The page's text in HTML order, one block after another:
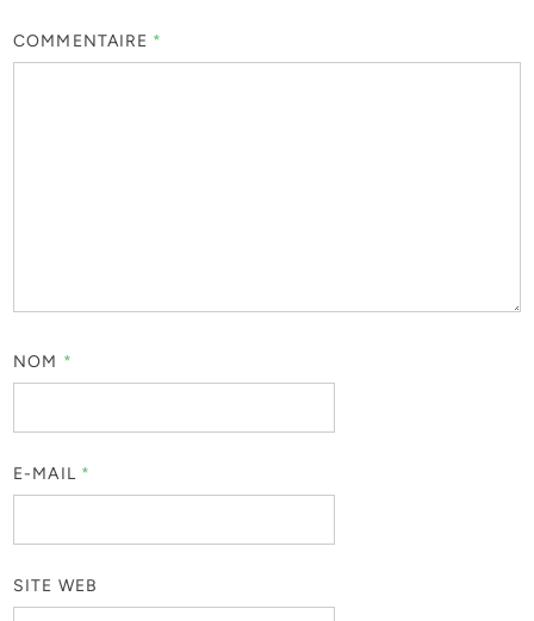
COMMENTAIRE *
NOM *
E-MAIL *
SITE WEB